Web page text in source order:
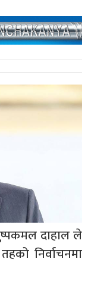
पुष्पकमल दाहाल ले
निर्वाचनमा